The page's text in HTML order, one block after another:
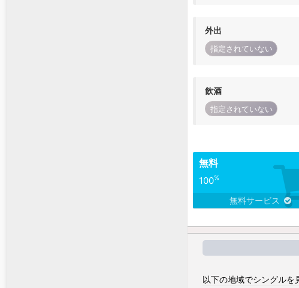
外出
指定されていない
飲酒
指定されていない
無料
100%
無料サービス
以下の地域でシングルを